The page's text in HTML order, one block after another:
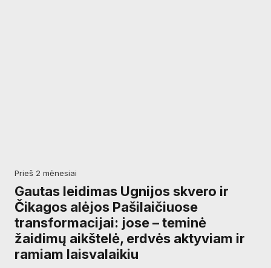
prieš 2 mėnesiai
Gautas leidimas Ugnijos skvero ir
Čikagos alėjos Pašilaičiuose
transformacijai: jose – teminė
žaidimų aikštelė, erdvės aktyviam ir
ramiam laisvalaikiu